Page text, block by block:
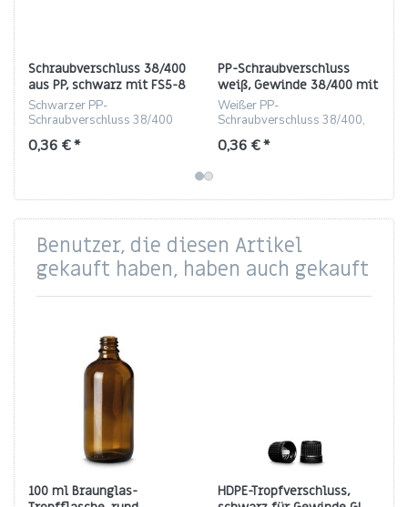
Schraubverschluss 38/400
aus PP, schwarz mit FS5-8
Liner
Schwarzer PP-
Schraubverschluss 38/400
lebensmittelecht
0,36 € *
PP-Schraubverschluss
weiß, Gewinde 38/400 mit
FS5-8 Liner
Weißer PP-
Schraubverschluss 38/400,
g
0,36 € *
Benutzer, die diesen Artikel
gekauft haben, haben auch gekauft
100 ml Braunglas-
HDPE-Tropfverschluss,